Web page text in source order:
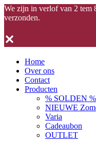
We zijn in verlof van 2 tem
verzonden.
✕
Home
Over ons
Contact
Producten
% SOLDEN %
NIEUWE
Varia
Cadeaubon
OUTLET